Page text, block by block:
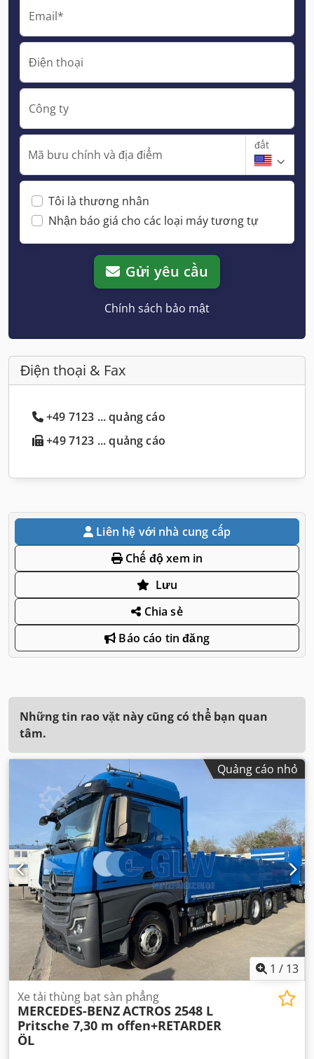
Email*
Điện thoại
Công ty
Mã bưu chính và địa điểm
đất
Tôi là thương nhân
Nhận báo giá cho các loại máy tương tự
Gửi yêu cầu
Chính sách bảo mật
Điện thoại & Fax
+49 7123 ... quảng cáo
+49 7123 ... quảng cáo
Liên hệ với nhà cung cấp
Chế độ xem in
Lưu
Chia sẻ
Báo cáo tin đăng
Những tin rao vặt này cũng có thể bạn quan
tâm.
Quảng cáo nhỏ
1 / 13
Xe tải thùng bạt sàn phẳng
MERCEDES-BENZACTROS 2548 L
Pritsche 7,30 m offen+RETARDER
ÖL